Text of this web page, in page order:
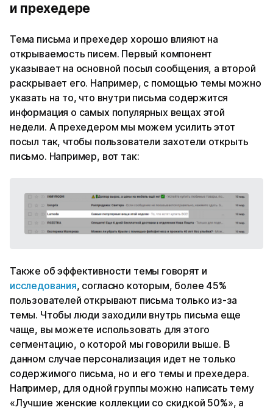
и прехедере
Тема письма и прехедер хорошо влияют на
открываемость писем. Первый компонент
указывает на основной посыл сообщения, а второй
раскрывает его. Например, с помощью темы можно
указать на то, что внутри письма содержится
информация о самых популярных вещах этой
недели. А прехедером мы можем усилить этот
посыл так, чтобы пользователи захотели открыть
письмо. Например, вот так:
Также об эффективности темы говорят и
исследования, согласно которым, более 45%
пользователей открывают письма только из-за
темы. Чтобы люди заходили внутрь письма еще
чаще, вы можете использовать для этого
сегментацию, о которой мы говорили выше. В
данном случае персонализация идет не только
содержимого письма, но и его темы и прехедера.
Например, для одной группы можно написать тему
«Лучшие женские коллекции со скидкой 50%», а